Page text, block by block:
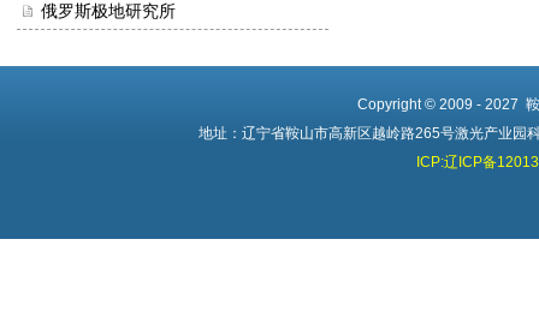
俄罗斯极地研究所
Copyright © 2009 - 2027
地址：辽宁省鞍山市高新区越岭路265号激光产
ICP:辽ICP备